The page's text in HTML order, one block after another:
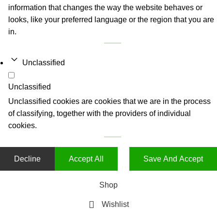
information that changes the way the website behaves or
looks, like your preferred language or the region that you are
in.
Unclassified
Unclassified
Unclassified cookies are cookies that we are in the process
of classifying, together with the providers of individual
cookies.
Decline Accept All Save And Accept
Shop
Wishlist